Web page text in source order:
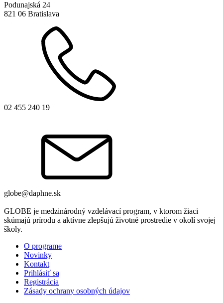
Podunajská 24
821 06 Bratislava
02 455 240 19
globe@daphne.sk
GLOBE je medzinárodný vzdelávací program, v ktorom žiaci
skúmajú prírodu a aktívne zlepšujú životné prostredie v okolí svojej
školy.
O programe
Novinky
Kontakt
Prihlásiť sa
Registrácia
Zásady ochrany osobných údajov